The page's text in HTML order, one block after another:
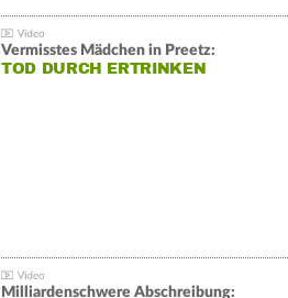
Vermisstes Mädchen in Preetz:
TOD DURCH ERTRINKEN
Milliardenschwere Abschreibung: